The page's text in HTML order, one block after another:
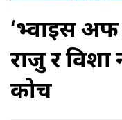
‘भ्वाइस अफ
राजु र
कोच